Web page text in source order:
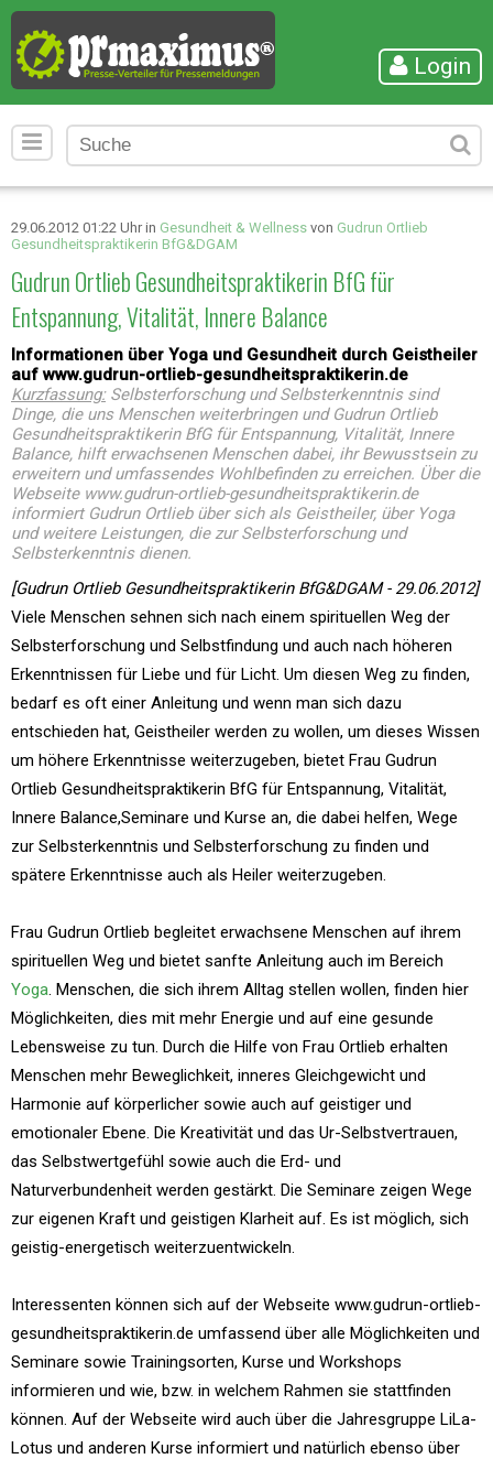
Login
29.06.2012 01:22 Uhr in Gesundheit & Wellness von Gudrun Ortlieb
Gesundheitspraktikerin BfG&DGAM
Gudrun Ortlieb Gesundheitspraktikerin BfG für
Entspannung, Vitalität, Innere Balance
Informationen über Yoga und Gesundheit durch Geistheiler
auf www.gudrun-ortlieb-gesundheitspraktikerin.de
Kurzfassung:Selbsterforschung und Selbsterkenntnis sind
Dinge, die uns Menschen weiterbringen und Gudrun Ortlieb
Gesundheitspraktikerin BfG für Entspannung, Vitalität, Innere
Balance, hilft erwachsenen Menschen dabei, ihr Bewusstsein zu
erweitern und umfassendes Wohlbefinden zu erreichen. Über die
Webseite www.gudrun-ortlieb-gesundheitspraktikerin.de
informiert Gudrun Ortlieb über sich als Geistheiler, über Yoga
und weitere Leistungen, die zur Selbsterforschung und
Selbsterkenntnis dienen.
[Gudrun Ortlieb Gesundheitspraktikerin BfG&DGAM - 29.06.2012]
Viele Menschen sehnen sich nach einem spirituellen Weg der
Selbsterforschung und Selbstfindung und auch nach höheren
Erkenntnissen für Liebe und für Licht. Um diesen Weg zu finden,
bedarf es oft einer Anleitung und wenn man sich dazu
entschieden hat, Geistheiler werden zu wollen, um dieses Wissen
um höhere Erkenntnisse weiterzugeben, bietet Frau Gudrun
Ortlieb Gesundheitspraktikerin BfG für Entspannung, Vitalität,
Innere Balance,Seminare und Kurse an, die dabei helfen, Wege
zur Selbsterkenntnis und Selbsterforschung zu finden und
spätere Erkenntnisse auch als Heiler weiterzugeben.
Frau Gudrun Ortlieb begleitet erwachsene Menschen auf ihrem
spirituellen Weg und bietet sanfte Anleitung auch im Bereich
Yoga. Menschen, die sich ihrem Alltag stellen wollen, finden hier
Möglichkeiten, dies mit mehr Energie und auf eine gesunde
Lebensweise zu tun. Durch die Hilfe von Frau Ortlieb erhalten
Menschen mehr Beweglichkeit, inneres Gleichgewicht und
Harmonie auf körperlicher sowie auch auf geistiger und
emotionaler Ebene. Die Kreativität und das Ur-Selbstvertrauen,
das Selbstwertgefühl sowie auch die Erd- und
Naturverbundenheit werden gestärkt. Die Seminare zeigen Wege
zur eigenen Kraft und geistigen Klarheit auf. Es ist möglich, sich
geistig-energetisch weiterzuentwickeln.
Interessenten können sich auf der Webseite www.gudrun-ortlieb-
gesundheitspraktikerin.de umfassend über alle Möglichkeiten und
Seminare sowie Trainingsorten, Kurse und Workshops
informieren und wie, bzw. in welchem Rahmen sie stattfinden
können. Auf der Webseite wird auch über die Jahresgruppe LiLa-
Lotus und anderen Kurse informiert und natürlich ebenso über